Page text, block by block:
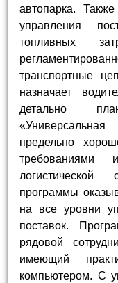
автопарка.
управления
топливных
транспортные
назначает
детально
предельно
требованиями
программы
на все уровни
поставок.
рядовой
имеющий
компьютером. С